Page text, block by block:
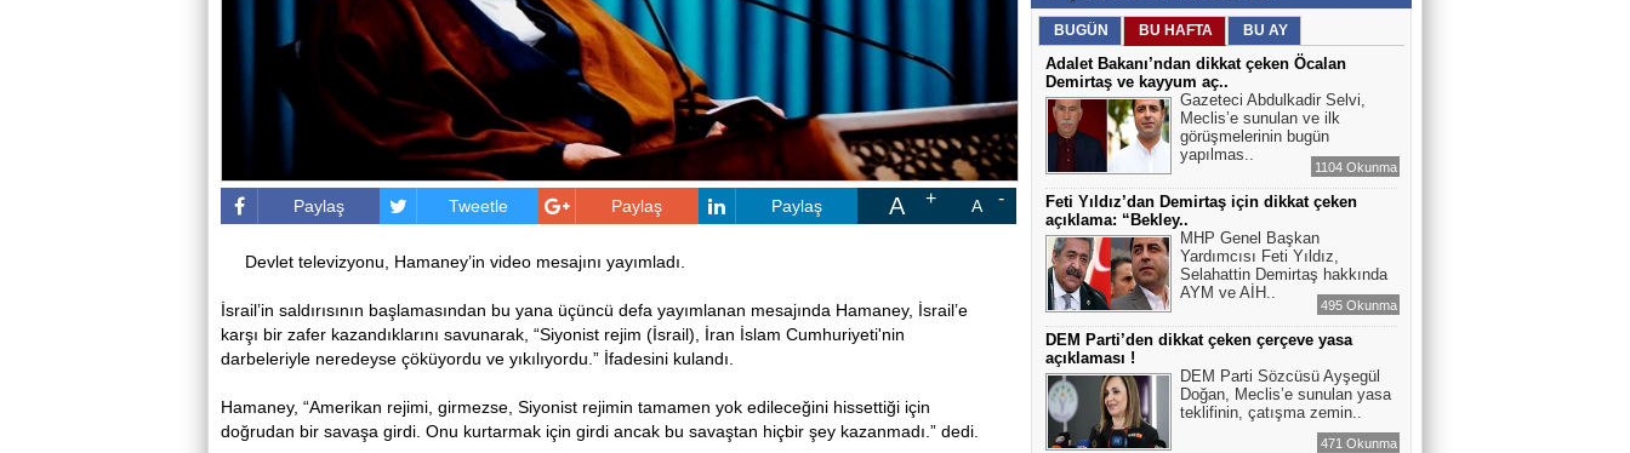
Paylaş Tweetle Paylaş Paylaş A A
Devlet televizyonu, Hamaney’in video mesajını yayımladı.
İsrail’in saldırısının başlamasından bu yana üçüncü defa yayımlanan mesajında Hamaney, İsrail’e
karşı bir zafer kazandıklarını savunarak, “Siyonist rejim (İsrail), İran İslam Cumhuriyeti'nin
darbeleriyle neredeyse çöküyordu ve yıkılıyordu.” İfadesini kulandı.
Hamaney, “Amerikan rejimi, girmezse, Siyonist rejimin tamamen yok edileceğini hissettiği için
doğrudan bir savaşa girdi. Onu kurtarmak için girdi ancak bu savaştan hiçbir şey kazanmadı.” dedi.
BUGÜN BU HAFTA BU AY
Adalet Bakanı’ndan dikkat çeken Öcalan
Demirtaş ve kayyum aç..
Gazeteci Abdulkadir Selvi,
Meclis’e sunulan ve ilk
görüşmelerinin bugün
yapılmas..
1104 Okunma
Feti Yıldız’dan Demirtaş için dikkat çeken
açıklama: “Bekley..
MHP Genel Başkan
Yardımcısı Feti Yıldız,
Selahattin Demirtaş hakkında
AYM ve AİH..
495 Okunma
DEM Parti’den dikkat çeken çerçeve yasa
açıklaması !
DEM Parti Sözcüsü Ayşegül
Doğan, Meclis’e sunulan yasa
teklifinin, çatışma zemin..
471 Okunma